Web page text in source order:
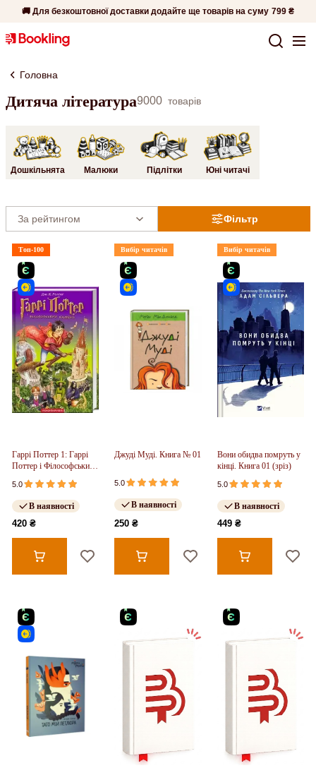
🚚 Для безкоштовної доставки додайте ще товарів на суму 799 ₴
Головна
Дитяча література9000 товарів
Дошкільнята Малюки Підлітки Юні читачі
Фільтр
Топ-100
Гаррі Поттер 1: Гаррі
Поттер і Філософський
камінь
5.0
В наявності
420 ₴
Вибір читачів
Джуді Муді. Книга № 01
5.0
В наявності
250 ₴
Вибір читачів
Вони обидва помруть у
кінці. Книга 01 (зріз)
5.0
В наявності
449 ₴